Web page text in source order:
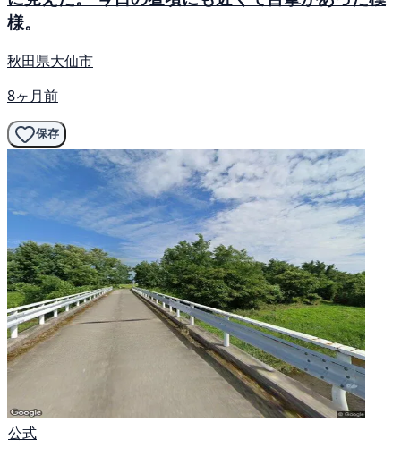
様。
秋田県大仙市
8ヶ月前
保存
公式